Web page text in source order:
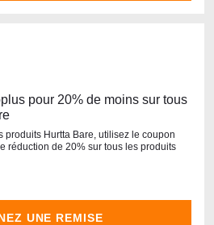
pour 20% de moins sur tous
produits Hurtta Bare, utilisez le coupon
réduction de 20% sur tous les produits
UNE REMISE